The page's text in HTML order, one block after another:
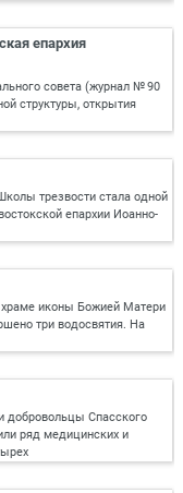
епархия
совета (журнал № 90
структуры, открытия
трезвости стала одной
епархии Иоанно-
иконы Божией Матери
три водосвятия. На
добровольцы Спасского
ряд медицинских и